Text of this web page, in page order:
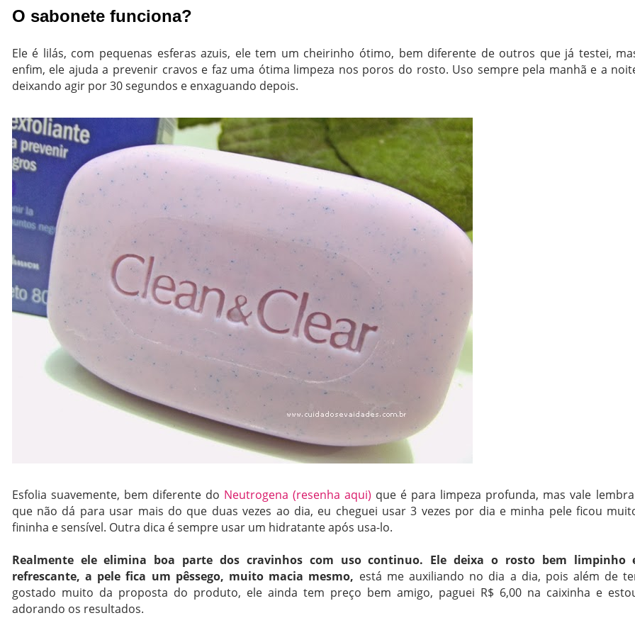
O sabonete funciona?
Ele é lilás, com pequenas esferas azuis, ele tem um cheirinho ótimo, bem diferente de outros que já testei,
enfim, ele ajuda a prevenir cravos e faz uma ótima limpeza nos poros do rosto. Uso sempre pela manhã e a
deixando agir por 30 segundos e enxaguando depois.
Esfolia suavemente, bem diferente do Neutrogena (resenha aqui) que é para limpeza profunda, mas vale
que não dá para usar mais do que duas vezes ao dia, eu cheguei usar 3 vezes por dia e minha pele ficou
fininha e sensível. Outra dica é sempre usar um hidratante após usa-lo.
Realmente ele elimina boa parte dos cravinhos com uso continuo. Ele deixa o rosto bem limpinho
refrescante, a pele fica um pêssego, muito macia mesmo, está me auxiliando no dia a dia, pois além de
gostado muito da proposta do produto, ele ainda tem preço bem amigo, paguei R$ 6,00 na caixinha e
adorando os resultados.